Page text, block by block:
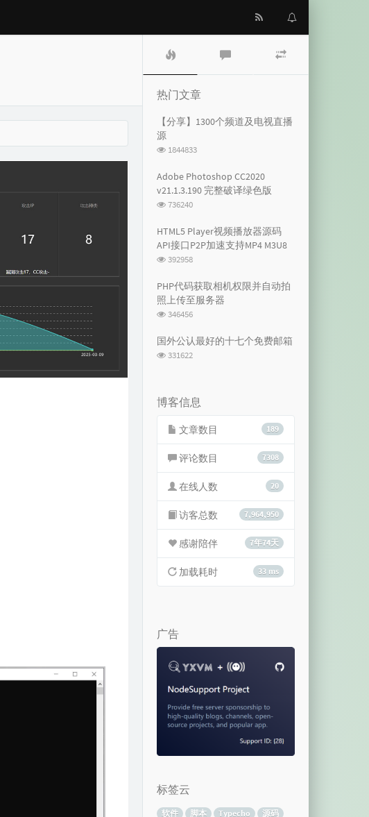
文
章
评
文
热门文章
【分享】1300个频道及电视直播
源
浏
次
数:
1844833
Adobe Photoshop CC2020
v21.1.3.190 完整破译绿色版
浏
次
数:
736240
HTML5 Player视频播放器源码
API接口P2P加速支持MP4 M3U8
浏
次
数:
392958
PHP代码获取相机权限并自动拍
照上传至服务器
浏
次
数:
346456
国外公认最好的十七个免费邮箱
浏
331622
博客信息
189
文章数目
7308
评论数目
20
在线人数
7,964,950
访客总数
7年74天
感谢陪伴
33 ms
加载耗时
广告
标签云
软件 脚本 Typecho
源码